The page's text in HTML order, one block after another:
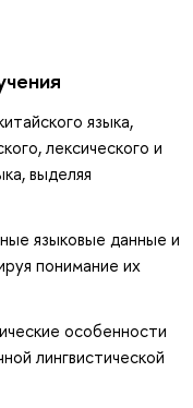
языка,
лексического и
выделяя
языковые данные и
понимание их
особенности
лингвистической